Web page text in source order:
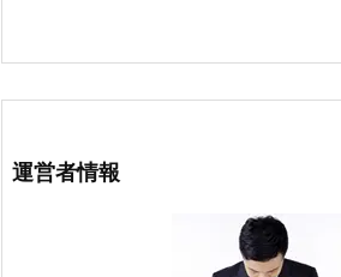
運営者情報